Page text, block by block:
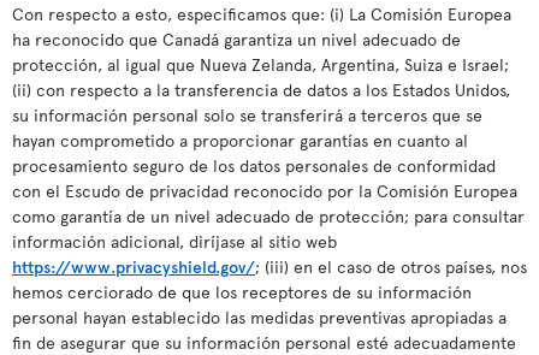
Con respecto a esto, especificamos que: (i) La Comisión Europea
ha reconocido que Canadá garantiza un nivel adecuado de
protección, al igual que Nueva Zelanda, Argentina, Suiza e Israel;
(ii) con respecto a la transferencia de datos a los Estados Unidos,
su información personal solo se transferirá a terceros que se
hayan comprometido a proporcionar garantías en cuanto al
procesamiento seguro de los datos personales de conformidad
con el Escudo de privacidad reconocido por la Comisión Europea
como garantía de un nivel adecuado de protección; para consultar
información adicional, diríjase al sitio web
https://www.privacyshield.gov/; (iii) en el caso de otros países, nos
hemos cerciorado de que los receptores de su información
personal hayan establecido las medidas preventivas apropiadas a
fin de asegurar que su información personal esté adecuadamente